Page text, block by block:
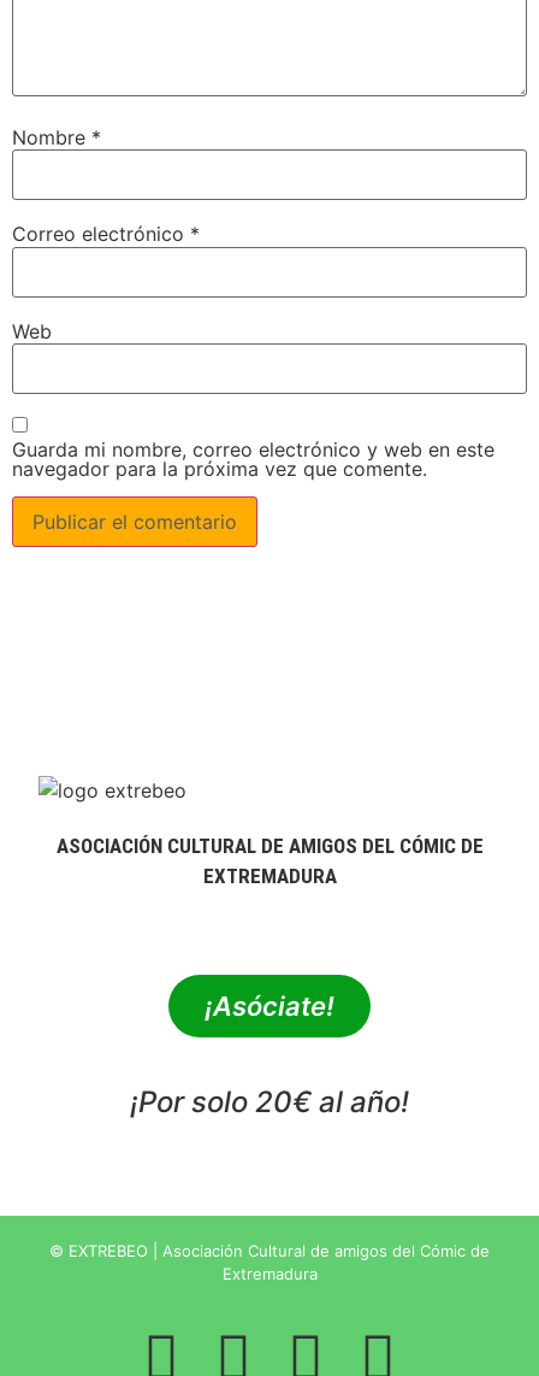
Nombre *
Correo electrónico *
Web
Guarda mi nombre, correo electrónico y web en este
navegador para la próxima vez que comente.
ASOCIACIÓN CULTURAL DE AMIGOS DEL CÓMIC DE
EXTREMADURA
¡Asóciate!
¡Por solo 20€ al año!
© EXTREBEO | Asociación Cultural de amigos del Cómic de
Extremadura